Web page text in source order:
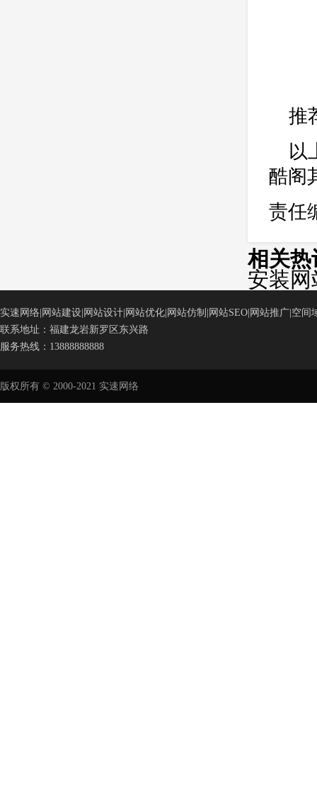
推
以
酷阁
责任
相关热
安装
实速网络|网站建设|网站设计|网站优化|网站仿制|网站SEO|网站推广|空
联系地址：福建龙岩新罗区东兴路
服务热线：13888888888
版权所有 © 2000-2021 实速网络